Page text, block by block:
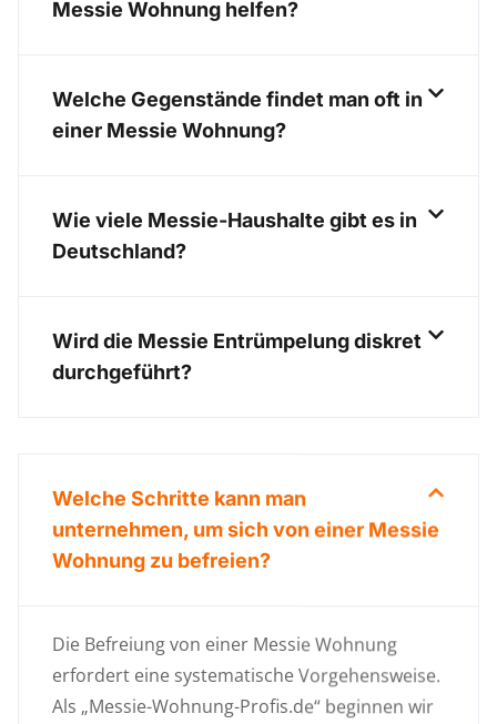
Messie Wohnung helfen?
Welche Gegenstände findet man oft in
einer Messie Wohnung?
Wie viele Messie-Haushalte gibt es in
Deutschland?
Wird die Messie Entrümpelung diskret
durchgeführt?
Welche Schritte kann man
unternehmen, um sich von einer Messie
Wohnung zu befreien?
Die Befreiung von einer Messie Wohnung
erfordert eine systematische Vorgehensweise.
Als „Messie-Wohnung-Profis.de“ beginnen wir